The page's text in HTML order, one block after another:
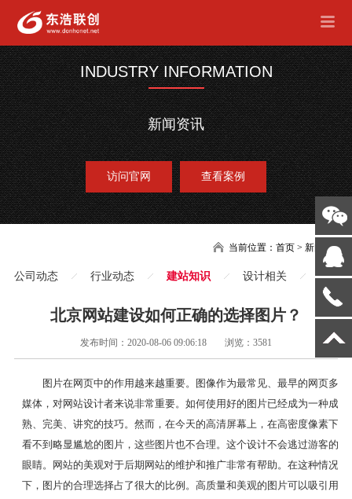
INDUSTRY INFORMATION
新闻资讯
访问官网 查看案例
当前位置：首页 >新闻
公司动态 行业动态 建站知识 设计相关
北京网站建设如何正确的选择图片？
发布时间：2020-08-06 09:06:18 浏览：3581
图片在网页中的作用越来越重要。图像作为最常见、最早的网页多
媒体，对网站设计者来说非常重要。如何使用好的图片已经成为一种成
熟、完美、讲究的技巧。然而，在今天的高清屏幕上，在高密度像素下
看不到略显尴尬的图片，这些图片也不合理。这个设计不会逃过游客的
眼睛。网站的美观对于后期网站的维护和推广非常有帮助。在这种情况
下，图片的合理选择占了很大的比例。高质量和美观的图片可以吸引用